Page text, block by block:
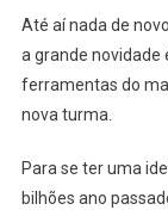
Até aí nada de
a grande novidade
ferramentas do
nova turma.
Para se ter uma
bilhões ano